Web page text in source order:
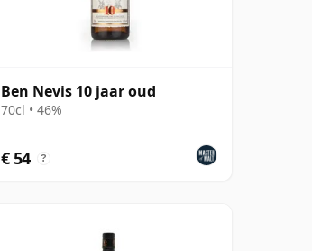
Ben Nevis 10 jaar oud
70cl • 46%
€ 54 ?